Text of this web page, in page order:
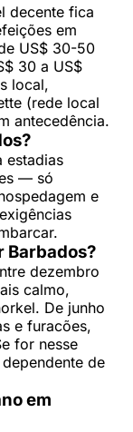
decente fica
em
US$ 30-50
30 a US$
local,
(rede local
antecedência.
estadias
— só
e
Barbados?
dezembro
calmo,
De junho
e furacões,
for nesse
de
em